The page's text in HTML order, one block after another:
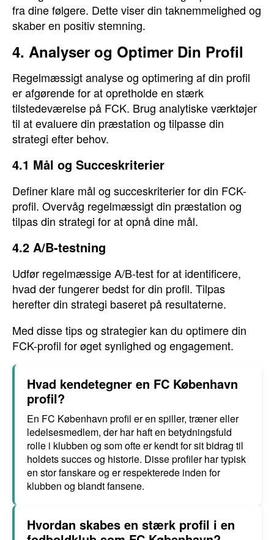
fra dine følgere. Dette viser din taknemmelighed og
skaber en positiv stemning.
4. Analyser og Optimer Din Profil
Regelmæssigt analyse og optimering af din profil
er afgørende for at opretholde en stærk
tilstedeværelse på FCK. Brug analytiske værktøjer
til at evaluere din præstation og tilpasse din
strategi efter behov.
4.1 Mål og Succeskriterier
Definer klare mål og succeskriterier for din FCK-
profil. Overvåg regelmæssigt din præstation og
tilpas din strategi for at opnå dine mål.
4.2 A/B-testning
Udfør regelmæssige A/B-test for at identificere,
hvad der fungerer bedst for din profil. Tilpas
herefter din strategi baseret på resultaterne.
Med disse tips og strategier kan du optimere din
FCK-profil for øget synlighed og engagement.
Hvad kendetegner en FC København
profil?
En FC København profil er en spiller, træner eller
ledelsesmedlem, der har haft en betydningsfuld
rolle i klubben og som ofte er kendt for sit bidrag til
holdets succes og historie. Disse profiler har typisk
en stor fanskare og er respekterede inden for
klubben og blandt fansene.
Hvordan skabes en stærk profil i en